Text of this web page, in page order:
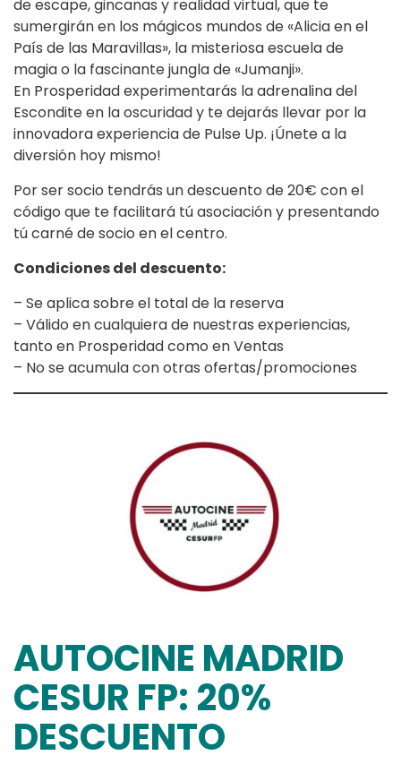
de escape, gincanas y realidad virtual, que te
sumergirán en los mágicos mundos de «Alicia en el
País de las Maravillas», la misteriosa escuela de
magia o la fascinante jungla de «Jumanji».
En Prosperidad experimentarás la adrenalina del
Escondite en la oscuridad y te dejarás llevar por la
innovadora experiencia de Pulse Up. ¡Únete a la
diversión hoy mismo!
Por ser socio tendrás un descuento de 20€ con el
código que te facilitará tú asociación y presentando
tú carné de socio en el centro.
Condiciones del descuento:
– Se aplica sobre el total de la reserva
– Válido en cualquiera de nuestras experiencias,
tanto en Prosperidad como en Ventas
– No se acumula con otras ofertas/promociones
AUTOCINE MADRID
CESUR FP: 20%
DESCUENTO